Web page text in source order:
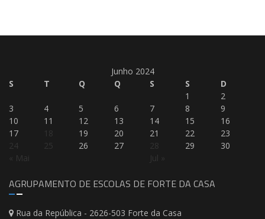
Junho 2024
S
T Q Q S S D
« Mai Jul »
1
2
3
4 5 6 7 8
9
10
11 12 13 14 15
16
17
18 19 20 21 22
23
24
25 26 27 28 29 30
AGRUPAMENTO DE ESCOLAS DE FORTE DA CASA
Rua da República - 2626-503 Forte da Casa